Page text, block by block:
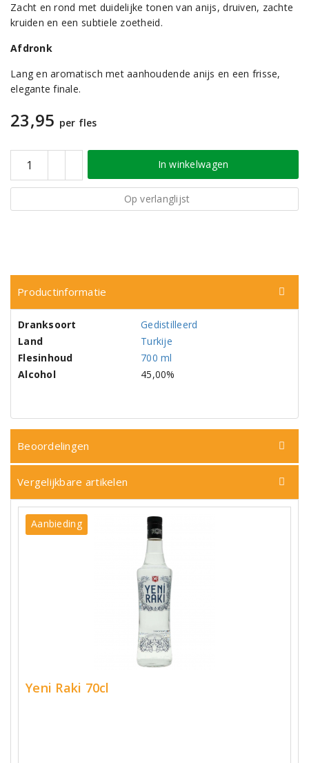
Zacht en rond met duidelijke tonen van anijs, druiven, zachte
kruiden en een subtiele zoetheid.
Afdronk
Lang en aromatisch met aanhoudende anijs en een frisse,
elegante finale.
23,95 per fles
In winkelwagen
Op verlanglijst
Productinformatie
Dranksoort
Gedistilleerd
Land
Turkije
Flesinhoud
700 ml
Alcohol
45,00%
Beoordelingen
Vergelijkbare artikelen
Aanbieding
Yeni Raki 70cl